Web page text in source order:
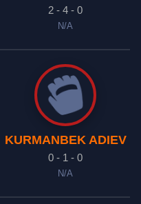
2 - 4 - 0
N/A
KURMANBEK ADIEV
0 - 1 - 0
N/A